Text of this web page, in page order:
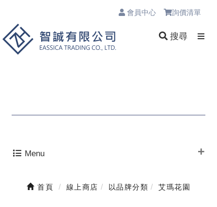
會員中心 詢價清單
搜尋
Menu
首頁 線上商店 以品牌分類 艾瑪花園